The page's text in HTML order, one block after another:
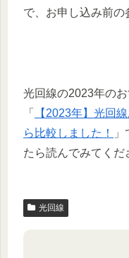
で、お申し込み前の
光回線の2023年の
「
【2023年】光回
ら比較しました！
たら読んでみてくだ
光回線